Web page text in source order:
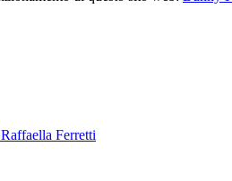
Ferretti